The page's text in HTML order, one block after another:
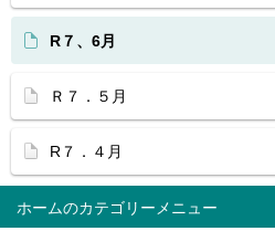
ホーム
R７、6月
Ｒ７．５月
R７．４月